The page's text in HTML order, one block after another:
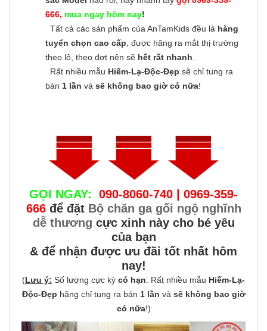
666, mua ngay hôm nay!
Tất cả các sản phẩm của AnTamKids đều là hàng
tuyển chọn cao cấp , được hãng ra mắt thị trường
theo lô, theo đợt nên sẽ hết rất nhanh
Rất nhiều mẫu Hiếm-Lạ-Độc-Đẹp sẽ chỉ tung ra
bán 1 lần và sẽ không bao giờ có nữa!
GỌI NGAY:
090-8060-740 | 0969-359-
666 để đặt Bộ chăn ga gối ngộ nghĩnh
dễ thương cực xinh này cho bé yêu
của bạn
& để nhận được ưu đãi tốt nhất hôm
nay!
(Lưu ý: Số lượng cực kỳ có hạn . Rất nhiều mẫu Hiếm-Lạ-
Độc-Đẹp hãng chỉ tung ra bán 1 lần và sẽ không bao giờ
có nữa!)